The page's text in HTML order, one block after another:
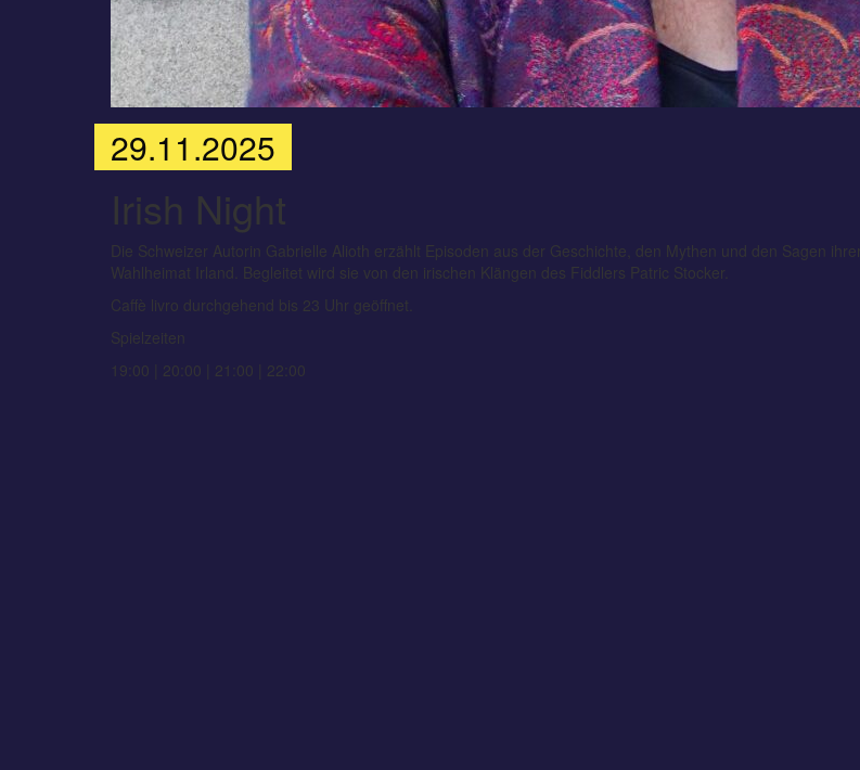
29.11.2025
Irish Night
Die Schweizer Autorin Gabrielle Alioth erzählt Episoden aus der Geschichte, den Mythen und den Sagen ihrer
Wahlheimat Irland. Begleitet wird sie von den irischen Klängen des Fiddlers Patric Stocker.
Caffè livro durchgehend bis 23 Uhr geöffnet.
Spielzeiten
19:00 | 20:00 | 21:00 | 22:00